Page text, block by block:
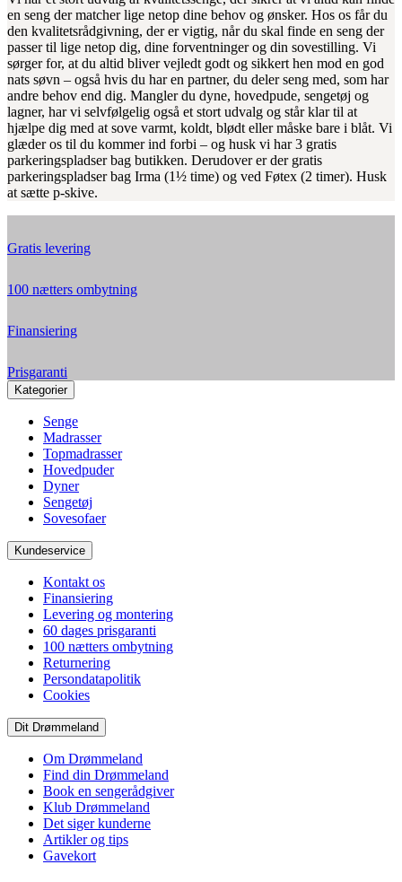
en seng der matcher lige netop dine behov og ønsker. Hos os får du
den kvalitetsrådgivning, der er vigtig, når du skal finde en seng der
passer til lige netop dig, dine forventninger og din sovestilling. Vi
sørger for, at du altid bliver vejledt godt og sikkert hen mod en god
nats søvn – også hvis du har en partner, du deler seng med, som har
andre behov end dig. Mangler du dyne, hovedpude, sengetøj og
lagner, har vi selvfølgelig også et stort udvalg og står klar til at
hjælpe dig med at sove varmt, koldt, blødt eller måske bare i blåt. Vi
glæder os til du kommer ind forbi – og husk vi har 3 gratis
parkeringspladser bag butikken. Derudover er der gratis
parkeringspladser bag Irma (1½ time) og ved Føtex (2 timer). Husk
at sætte p-skive.
Gratis levering
100 nætters ombytning
Finansiering
Prisgaranti
Kategorier
Senge
Madrasser
Topmadrasser
Hovedpuder
Dyner
Sengetøj
Sovesofaer
Kundeservice
Kontakt os
Finansiering
Levering og montering
60 dages prisgaranti
100 nætters ombytning
Returnering
Persondatapolitik
Cookies
Dit Drømmeland
Om Drømmeland
Find din Drømmeland
Book en sengerådgiver
Klub Drømmeland
Det siger kunderne
Artikler og tips
Gavekort